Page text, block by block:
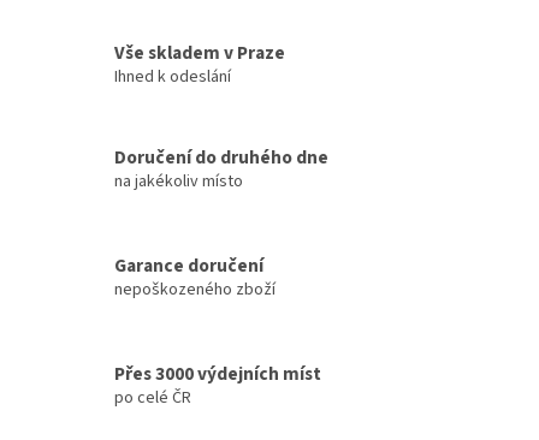
Vše skladem v Praze
Ihned k odeslání
Doručení do druhého dne
na jakékoliv místo
Garance doručení
nepoškozeného zboží
Přes 3000 výdejních míst
po celé ČR